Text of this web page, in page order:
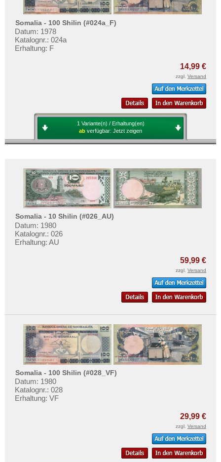
Somalia - 100 Shilin (#024a_F)
Datum: 1978
Katalognr.: 024a
Erhaltung: F
14,99 €
zzgl. Versand
1 Variante(n) / Erhaltung(en)
ab verfügbar: Jetzt zeigen
Somalia - 10 Shilin (#026_AU)
Datum: 1980
Katalognr.: 026
Erhaltung: AU
59,99 €
zzgl. Versand
Somalia - 100 Shilin (#028_VF)
Datum: 1980
Katalognr.: 028
Erhaltung: VF
29,99 €
zzgl. Versand